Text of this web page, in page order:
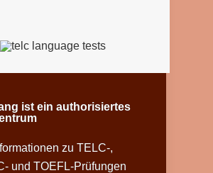
ist ein authorisiertes
zu TELC-,
und TOEFL-Prüfungen